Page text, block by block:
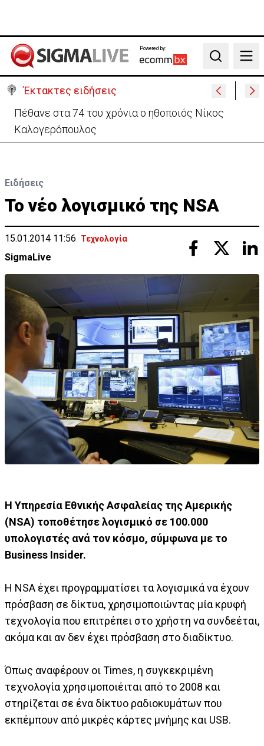
Powered by:
Search
Έκτακτες ειδήσεις
Ρωσία: Υψηλός ο κίνδυνος κλιμάκωσης σε Κύπρο –
Ανησυχία για την Πράσινη Γραμμή
Ειδήσεις
Το νέο λογισμικό της NSA
15.01.2014 11:56 Τεχνολογία
SigmaLive
Η Υπηρεσία Εθνικής Ασφαλείας της Αμερικής
(NSA) τοποθέτησε λογισμικό σε 100.000
υπολογιστές ανά τον κόσμο, σύμφωνα με το
Business Insider.
Η NSA έχει προγραμματίσει τα λογισμικά να έχουν
πρόσβαση σε δίκτυα, χρησιμοποιώντας μία κρυφή
τεχνολογία που επιτρέπει στο χρήστη να συνδεέται,
ακόμα και αν δεν έχει πρόσβαση στο διαδίκτυο.
Όπως αναφέρουν οι Times, η συγκεκριμένη
τεχνολογία χρησιμοποιέιται από το 2008 και
στηρίζεται σε ένα δίκτυο ραδιοκυμάτων που
εκπέμπουν από μικρές κάρτες μνήμης και USB.